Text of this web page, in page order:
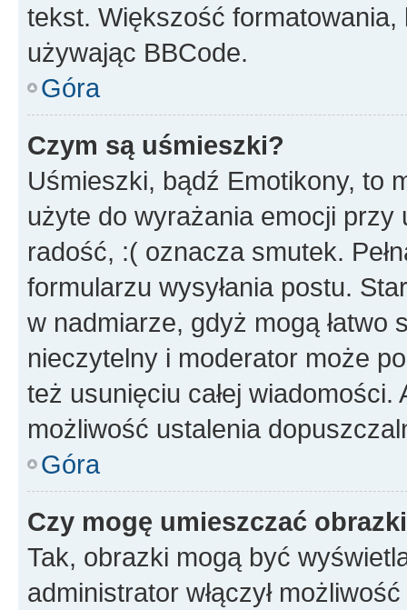
tekst. Większość
używając BBCode.
Góra
Czym są uśmieszki?
Uśmieszki, bądź Emotikony, to
użyte do wyrażania emocji
radość, :( oznacza smutek.
formularzu wysyłania postu.
w nadmiarze, gdyż mogą
nieczytelny i moderator może
też usunięciu całej
możliwość ustalenia
Góra
Czy mogę umieszczać
Tak, obrazki mogą być
administrator włączył